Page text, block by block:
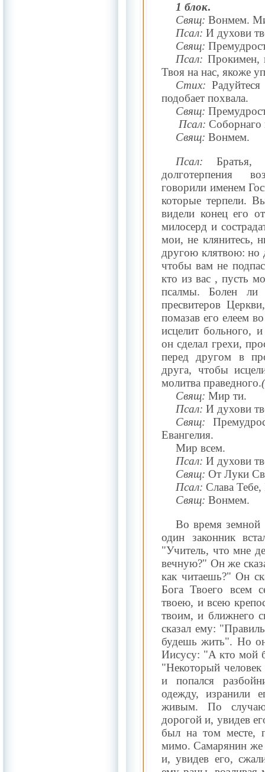
1 блок.
Свящ: Вонмем.
Псал: И духови
Свящ:
Псал: Прокимен,
Твоя на нас, якоже
Стих:
подобает похвала.
Свящ:
Псал: Соборнаго
Свящ: Вонмем.
Псал: Братья,
долготерпения
говорили именем
которые терпели.
видели конец его
милосерд и
мои, не клянитесь,
другою клятвою: но
чтобы вам не
кто из вас , пусть
псалмы. Болен ли
пресвитеров
помазав его елеем
исцелит больного,
он сделал грехи,
перед другом в
друга, чтобы
молитва праведного.
Свящ: Мир ти.
Псал: И духови
Свящ:
Евангелия.
Мир всем.
Псал: И духови
Свящ: От Луки
Псал: Слава
Свящ: Вонмем.
Во время земной
один законник
"Учитель, что мне
вечную?" Он же
как читаешь?" Он
Бога Твоего всем
твоею, и всею
твоим, и ближнего
сказал ему:
будешь жить". Но
Иисусу: "А кто мой
"Некоторый
и попался
одежду, изранили
живым. По
дорогой и, увидев
был на том месте,
мимо. Самарянин же
и, увидев его,